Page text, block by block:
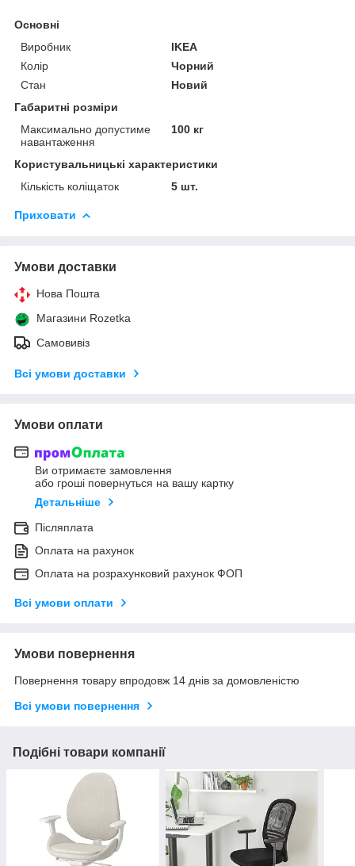
Основні
Виробник
IKEA
Колір
Чорний
Стан
Новий
Габаритні розміри
Максимально допустиме
навантаження
100 кг
Користувальницькі характеристики
Кількість коліщаток
5 шт.
Приховати
Умови доставки
Нова Пошта
Магазини Rozetka
Самовивіз
Всі умови доставки
Умови оплати
Ви отримаєте замовлення
або гроші повернуться на вашу картку
Детальніше
Післяплата
Оплата на рахунок
Оплата на розрахунковий рахунок ФОП
Всі умови оплати
Умови повернення
Повернення товару впродовж 14 днів за домовленістю
Всі умови повернення
Подібні товари компанії